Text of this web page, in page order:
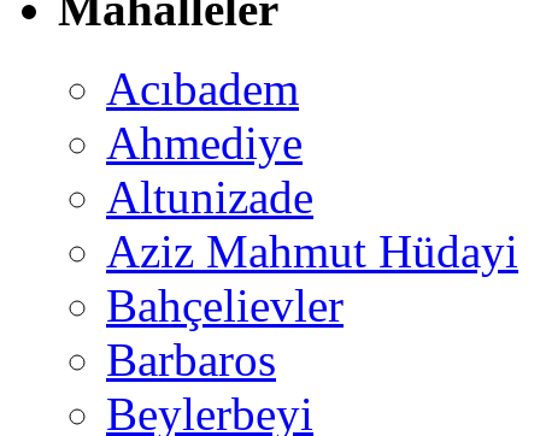
Acıbadem
Ahmediye
Altunizade
Aziz Mahmut Hüdayi
Bahçelievler
Barbaros
Beylerbeyi